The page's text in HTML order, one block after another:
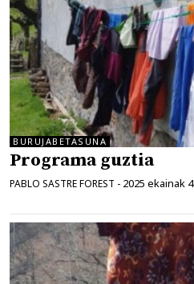
BURUJABETASUNA
Programa guztia
PABLO SASTRE FOREST - 2025 ekainak 4